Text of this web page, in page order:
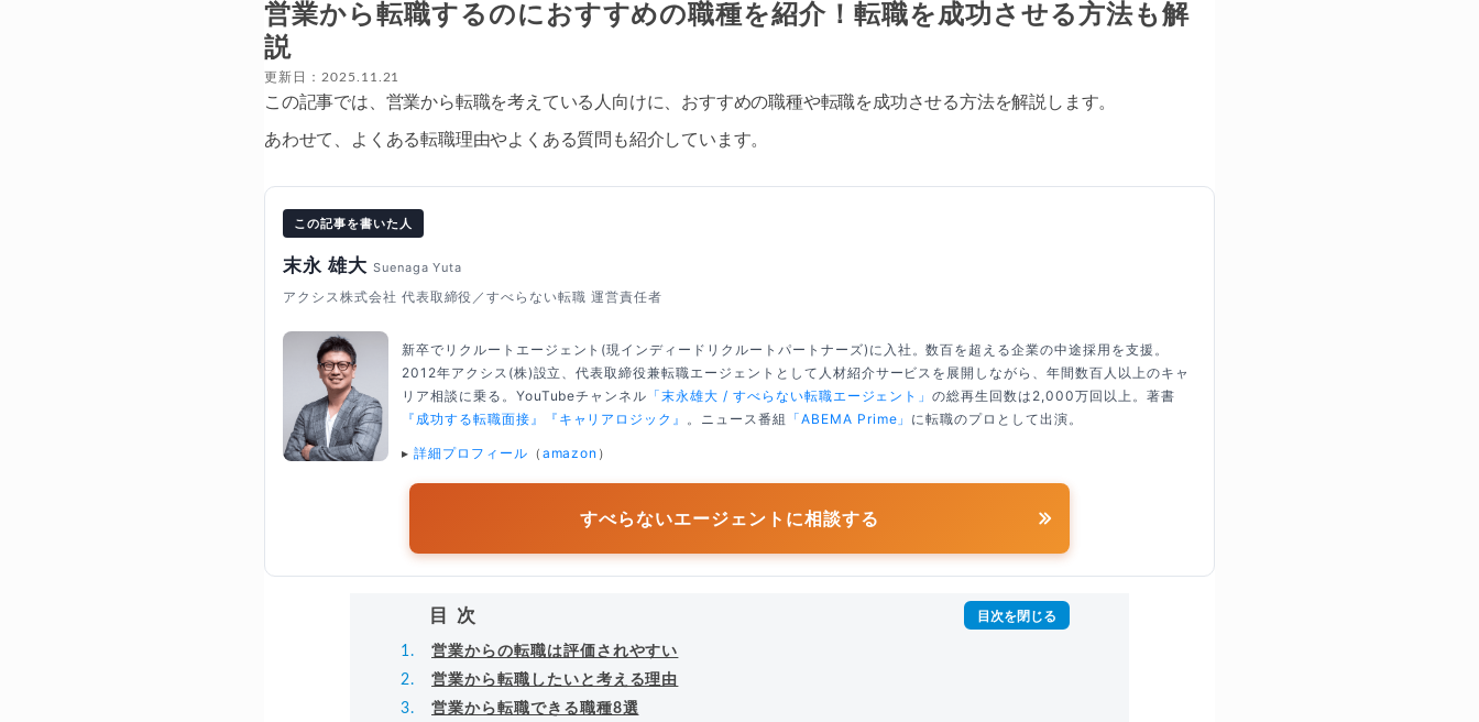
営業から転職するのにおすすめの職種を紹介！転職を成功させる方法も解
説
更新日：2025.11.21
この記事では、営業から転職を考えている人向けに、おすすめの職種や転職を成功させる方法を解説します。
あわせて、よくある転職理由やよくある質問も紹介しています。
この記事を書いた人
末永 雄大 Suenaga Yuta
アクシス株式会社 代表取締役／すべらない転職 運営責任者
新卒でリクルートエージェント(現インディードリクルートパートナーズ)に入社。数百を超える企業の中途採用を支援。
2012年アクシス(株)設立、代表取締役兼転職エージェントとして人材紹介サービスを展開しながら、年間数百人以上のキャ
リア相談に乗る。YouTubeチャンネル 「末永雄大 / すべらない転職エージェント」の総再生回数は2,000万回以上。著書
『成功する転職面接』
『キャリアロジック』 。ニュース番組 「ABEMA Prime」 に転職のプロとして出演。
▸ 詳細プロフィール （ amazon ）
すべらないエージェントに相談する
目次
営業からの転職は評価されやすい
営業から転職したいと考える理由
営業から転職できる職種8選